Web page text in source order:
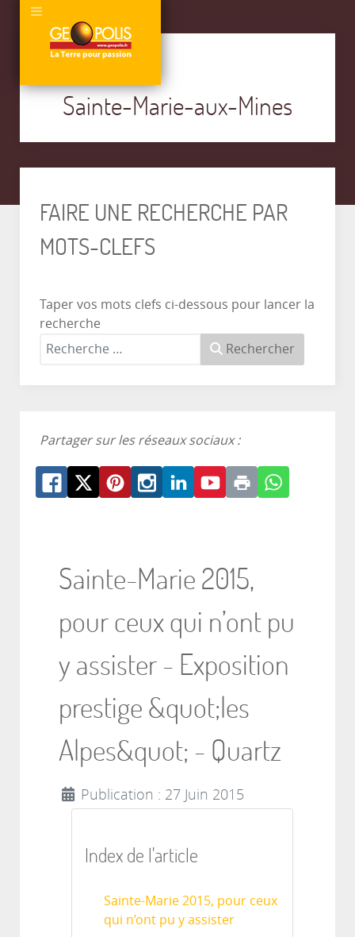
Sainte-Marie-aux-Mines
FAIRE UNE RECHERCHE PAR
MOTS-CLEFS
Taper vos mots clefs ci-dessous pour lancer la
recherche
Rechercher
Partager sur les réseaux sociaux :
Sainte-Marie 2015,
pour ceux qui n’ont pu
y assister - Exposition
prestige &quot;les
Alpes&quot; - Quartz
Publication : 27 Juin 2015
Index de l'article
Sainte-Marie 2015, pour ceux
qui n’ont pu y assister